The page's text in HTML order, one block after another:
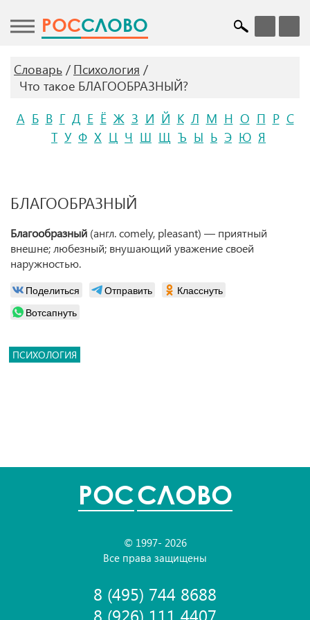
POCСЛОВО
Словарь
Психология
Что такое БЛАГООБРАЗНЫЙ?
А Б В Г Д Е Ё Ж З И Й К Л М Н О П Р С
Т У Ф Х Ц Ч Ш Щ Ъ Ы Ь Э Ю Я
БЛАГООБРАЗНЫЙ
Благообразный (англ. comely, pleasant) — приятный
внешне; любезный; внушающий уважение своей
наружностью.
Поделиться Отправить
Класснуть
Вотсапнуть
ПСИХОЛОГИЯ
POCСЛОВО
© 1997- 2026
Все права защищены
8 (495) 744 8688
8 (926) 111 4407